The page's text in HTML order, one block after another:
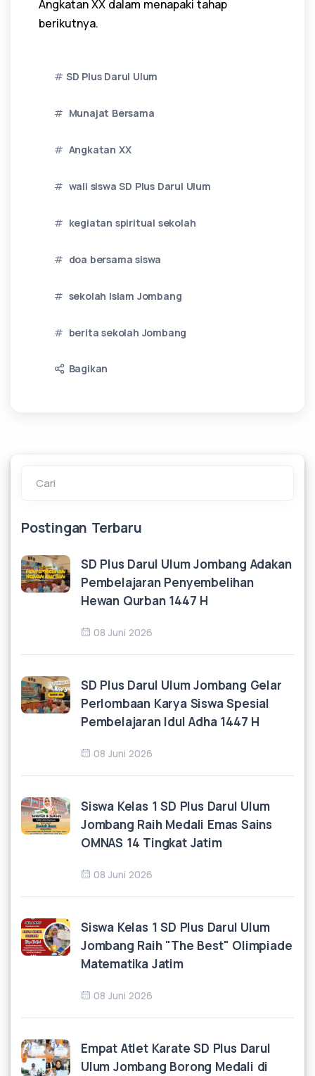
Angkatan XX dalam menapaki tahap
berikutnya.
SD Plus Darul Ulum
Munajat Bersama
Angkatan XX
wali siswa SD Plus Darul Ulum
kegiatan spiritual sekolah
doa bersama siswa
sekolah Islam Jombang
berita sekolah Jombang
Bagikan
Cari
Postingan Terbaru
SD Plus Darul Ulum Jombang Adakan
Pembelajaran Penyembelihan
Hewan Qurban 1447 H
08 Juni 2026
SD Plus Darul Ulum Jombang Gelar
Perlombaan Karya Siswa Spesial
Pembelajaran Idul Adha 1447 H
08 Juni 2026
Siswa Kelas 1 SD Plus Darul Ulum
Jombang Raih Medali Emas Sains
OMNAS 14 Tingkat Jatim
08 Juni 2026
Siswa Kelas 1 SD Plus Darul Ulum
Jombang Raih "The Best" Olimpiade
Matematika Jatim
08 Juni 2026
Empat Atlet Karate SD Plus Darul
Ulum Jombang Borong Medali di